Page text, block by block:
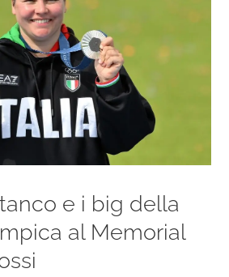
e i big della
al Memorial